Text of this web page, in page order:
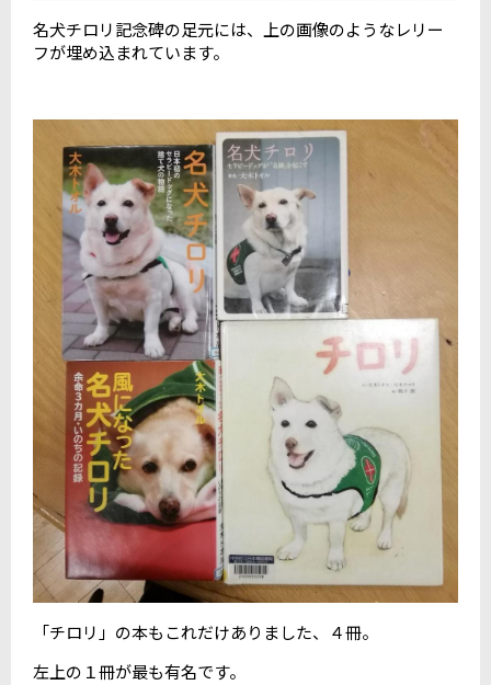
名犬チロリ記念碑の足元には、上の画像のようなレリー
フが埋め込まれています。
「チロリ」の本もこれだけありました、４冊。
左上の１冊が最も有名です。